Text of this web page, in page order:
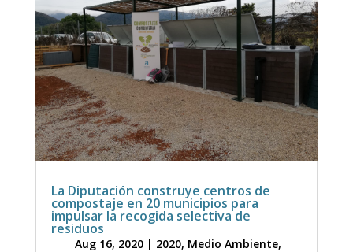
La Diputación construye centros de
compostaje en 20 municipios para
impulsar la recogida selectiva de
residuos
Aug 16, 2020| 2020, Medio Ambiente,